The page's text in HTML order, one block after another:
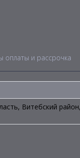
оплаты и рассрочка
Витебский